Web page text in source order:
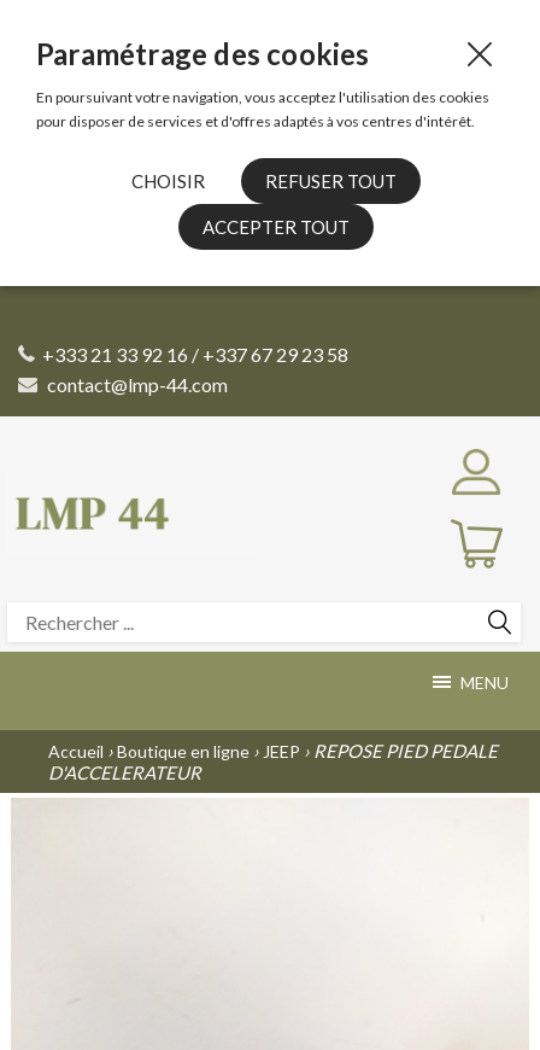
+333 21 33 92 16 / +337 67 29 23 58
contact@lmp-44.com
MENU
Accueil ›Boutique en ligne › JEEP › REPOSE PIED PEDALE
D'ACCELERATEUR
Paramétrage des cookies
En poursuivant votre navigation, vous acceptez l'utilisation des cookies
pour disposer de services et d'offres adaptés à vos centres d'intérêt.
CHOISIR REFUSER TOUT
ACCEPTER TOUT